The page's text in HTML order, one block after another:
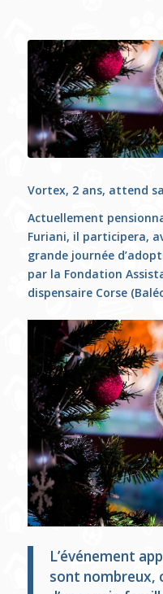
Vortex, 2 ans, attend
Actuellement
Furiani, il participera,
grande journée
par la Fondation
dispensaire Corse
L’événement
sont nombreux,